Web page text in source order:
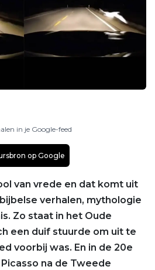
in je Google-feed
op Google
van vrede en dat komt uit
verhalen, mythologie
Zo staat in het Oude
een duif stuurde om uit te
voorbij was. En in de 20e
na de Tweede